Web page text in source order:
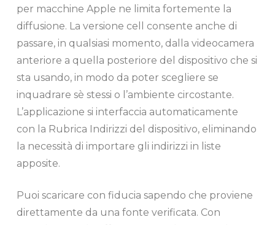
per macchine Apple ne limita fortemente la
diffusione. La versione cell consente anche di
passare, in qualsiasi momento, dalla videocamera
anteriore a quella posteriore del dispositivo che si
sta usando, in modo da poter scegliere se
inquadrare sè stessi o l’ambiente circostante.
L’applicazione si interfaccia automaticamente
con la Rubrica Indirizzi del dispositivo, eliminando
la necessità di importare gli indirizzi in liste
apposite.
Puoi scaricare con fiducia sapendo che proviene
direttamente da una fonte verificata. Con